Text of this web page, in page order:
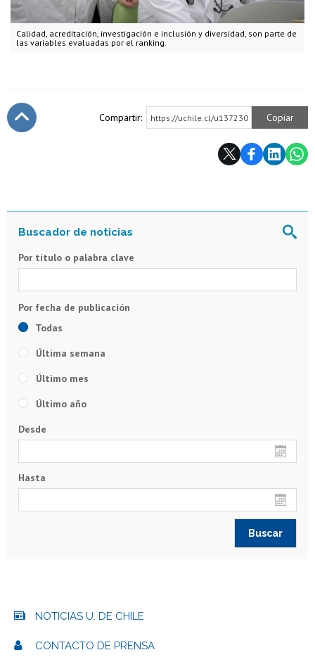
Calidad, acreditación, investigación e inclusión y diversidad, son parte de
las variables evaluadas por el ranking.
Compartir: https://uchile.cl/u137230 Copiar
Por título o palabra clave
Todas
Última semana
Último mes
Último año
Desde
Hasta
NOTICIAS U. DE CHILE
CONTACTO DE PRENSA